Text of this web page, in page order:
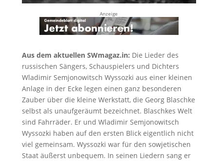
Anzeige
Aus dem aktuellen SWmagaz.in: Die Lieder des
russischen Sängers, Schauspielers und Dichters
Wladimir Semjonowitsch Wyssozki aus einer kleinen
Anlage in der Ecke legen einen ganz besonderen
Zauber über die kleine Werkstatt, die Georg Blaschke
selbst als unaufgeräumt bezeichnet. Blaschkes Welt
sind Fahrräder. Er und Wladimir Semjonowitsch
Wyssozki haben auf den ersten Blick eigentlich nicht
viel gemeinsam. Wyssozki war für den sowjetischen
Staat äußerst unbequem. In seinen Liedern sang er